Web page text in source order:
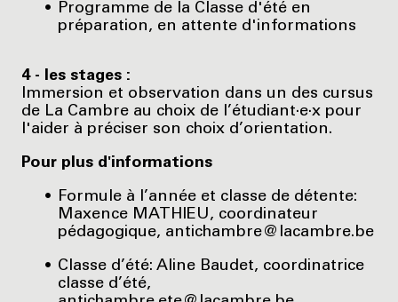
Programme de la Classe d'été en
préparation, en attente d'informations
4 - les stages :
Immersion et observation dans un des cursus
de La Cambre au choix de l’étudiant·e·x pour
l'aider à préciser son choix d’orientation.
Pour plus d'informations
Formule à l’année et classe de détente:
Maxence MATHIEU, coordinateur
pédagogique, antichambre@lacambre.be
Classe d’été: Aline Baudet, coordinatrice
classe d’été,